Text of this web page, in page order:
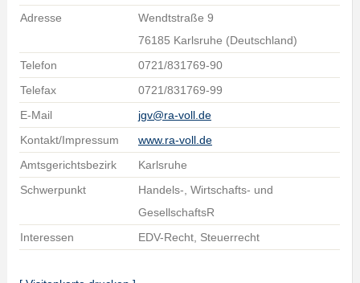
Adresse
Wendtstraße 9
76185 Karlsruhe (Deutschland)
Telefon
0721/831769-90
Telefax
0721/831769-99
E-Mail
jgv@ra-voll.de
Kontakt/Impressum
www.ra-voll.de
Amtsgerichtsbezirk
Karlsruhe
Schwerpunkt
Handels-, Wirtschafts- und
GesellschaftsR
Interessen
EDV-Recht, Steuerrecht